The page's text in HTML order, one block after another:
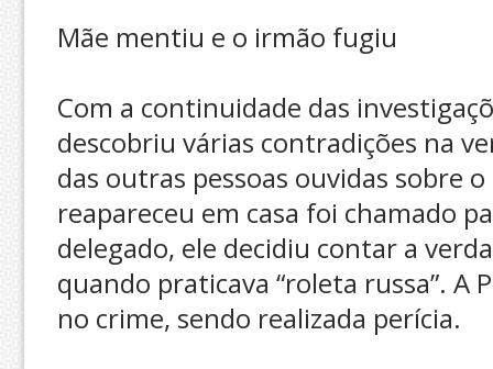
Mãe mentiu e o irmão fugiu
Com a continuidade das
descobriu várias contradições na
das outras pessoas ouvidas sobre
reapareceu em casa foi chamado
delegado, ele decidiu contar a
quando praticava “roleta russa”. A
no crime, sendo realizada perícia.